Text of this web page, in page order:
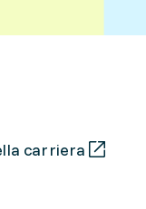
carriera